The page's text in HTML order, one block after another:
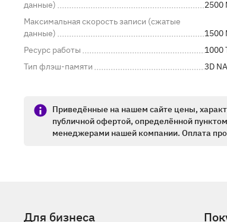
данные)
2500
Максимальная скорость записи (сжатые
данные)
1500
Ресурс работы
1000
Тип флэш-памяти
3D
Приведённые на нашем сайте цены,
публичной офертой, определённой
менеджерами нашей компании. Оплата
Для бизнеса